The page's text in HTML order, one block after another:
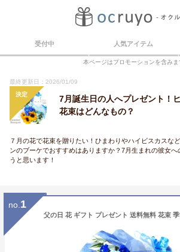
受付中 人気アイテム
本ページはプロモーションを含みま
最終更新日：2026/01/09
決定
7月誕生日の人へプレゼント！
花束はどんなもの？
７月の花で花束を贈りたい！ひまわりやハイビスカスな
ンのブーケでおすすめはありますか？7月生まれの彼女へ
うと思います！
no. 1